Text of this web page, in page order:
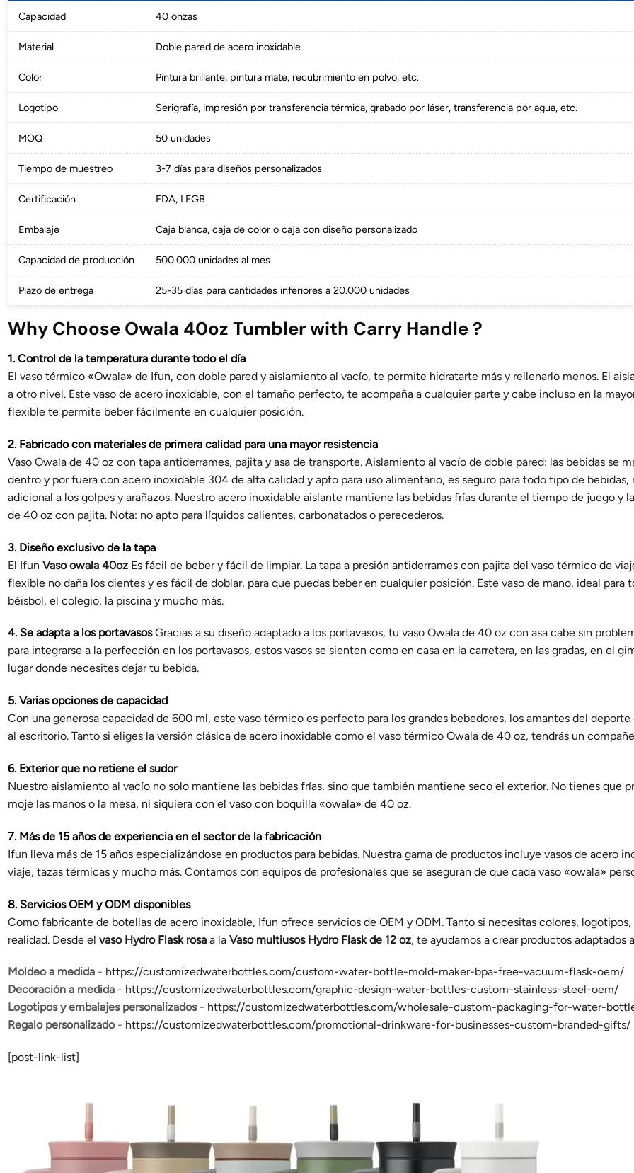
Capacidad 40 onzas
Material Doble pared de acero inoxidable
Color Pintura brillante, pintura mate, recubrimiento en polvo, etc.
Logotipo Serigrafía, impresión por transferencia térmica, grabado por láser, transferencia por agua, etc.
MOQ 50 unidades
Tiempo de muestreo 3-7 días para diseños personalizados
Certificación FDA, LFGB
Embalaje Caja blanca, caja de color o caja con diseño personalizado
Capacidad de producción 500.000 unidades al mes
Plazo de entrega 25-35 días para cantidades inferiores a 20.000 unidades
Why Choose Owala 40oz Tumbler with Carry Handle ?
1. Control de la temperatura durante todo el día
El vaso térmico «Owala» de Ifun, con doble pared y aislamiento al vacío, te permite hidratarte más y rellenarlo menos. El
a otro nivel. Este vaso de acero inoxidable, con el tamaño perfecto, te acompaña a cualquier parte y cabe incluso en la
flexible te permite beber fácilmente en cualquier posición.
2. Fabricado con materiales de primera calidad para una mayor resistencia
Vaso Owala de 40 oz con tapa antiderrames, pajita y asa de transporte. Aislamiento al vacío de doble pared: las bebidas se
dentro y por fuera con acero inoxidable 304 de alta calidad y apto para uso alimentario, es seguro para todo tipo de
adicional a los golpes y arañazos. Nuestro acero inoxidable aislante mantiene las bebidas frías durante el tiempo de juego y
de 40 oz con pajita. Nota: no apto para líquidos calientes, carbonatados o perecederos.
3. Diseño exclusivo de la tapa
El Ifun Vaso owala 40ozEs fácil de beber y fácil de limpiar. La tapa a presión antiderrames con pajita del vaso térmico de
flexible no daña los dientes y es fácil de doblar, para que puedas beber en cualquier posición. Este vaso de mano, ideal
béisbol, el colegio, la piscina y mucho más.
4. Se adapta a los portavasosGracias a su diseño adaptado a los portavasos, tu vaso Owala de 40 oz con asa cabe sin
para integrarse a la perfección en los portavasos, estos vasos se sienten como en casa en la carretera, en las gradas, en el
lugar donde necesites dejar tu bebida.
5. Varias opciones de capacidad
Con una generosa capacidad de 600 ml, este vaso térmico es perfecto para los grandes bebedores, los amantes del
al escritorio. Tanto si eliges la versión clásica de acero inoxidable como el vaso térmico Owala de 40 oz, tendrás un
6. Exterior que no retiene el sudor
Nuestro aislamiento al vacío no solo mantiene las bebidas frías, sino que también mantiene seco el exterior. No tienes que
moje las manos o la mesa, ni siquiera con el vaso con boquilla «owala» de 40 oz.
7. Más de 15 años de experiencia en el sector de la fabricación
Ifun lleva más de 15 años especializándose en productos para bebidas. Nuestra gama de productos incluye vasos de acero
viaje, tazas térmicas y mucho más. Contamos con equipos de profesionales que se aseguran de que cada vaso «owala»
8. Servicios OEM y ODM disponibles
Como fabricante de botellas de acero inoxidable, Ifun ofrece servicios de OEM y ODM. Tanto si necesitas colores,
realidad. Desde el vaso Hydro Flask rosaa la Vaso multiusos Hydro Flask de 12 oz, te ayudamos a crear productos adaptados
Moldeo a medida- https://customizedwaterbottles.com/custom-water-bottle-mold-maker-bpa-free-vacuum-flask-oem/
Decoración a medida- https://customizedwaterbottles.com/graphic-design-water-bottles-custom-stainless-steel-oem/
Logotipos y embalajes personalizados- https://customizedwaterbottles.com/wholesale-custom-packaging-for-water-
Regalo personalizado- https://customizedwaterbottles.com/promotional-drinkware-for-businesses-custom-branded-gifts/
[post-link-list]